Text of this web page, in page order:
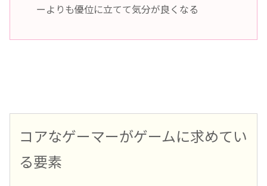
ーよりも優位に立てて気分が良くなる
コアなゲーマーがゲームに求めてい
る要素